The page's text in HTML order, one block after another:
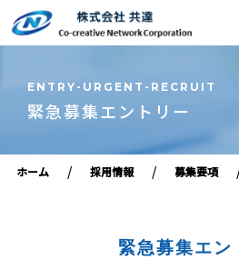
ENTRY-URGENT-RECRUIT
緊急募集エントリー
ホーム 採用情報 募集要項
緊急募集エン